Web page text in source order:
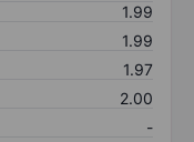
1.99
1.99
1.97
2.00
-